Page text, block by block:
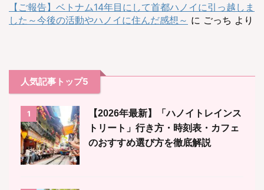
【ご報告】ベトナム14年目にして首都ハノイに引っ越しま
した～今後の活動やハノイに住んだ感想～ に ごっち より
人気記事トップ5
1
【2026年最新】「ハノイトレインス
トリート」行き方・時刻表・カフェ
のおすすめ選び方を徹底解説